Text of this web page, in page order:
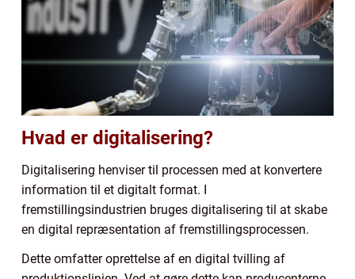
Hvad er digitalisering?
Digitalisering henviser til processen med at konvertere
information til et digitalt format. I
fremstillingsindustrien bruges digitalisering til at skabe
en digital repræsentation af fremstillingsprocessen.
Dette omfatter oprettelse af en digital tvilling af